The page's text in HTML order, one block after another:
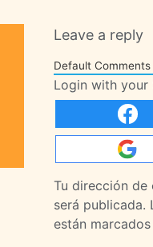
Leave a reply
Default Comments
Login with your
Tu dirección
será publicada.
están